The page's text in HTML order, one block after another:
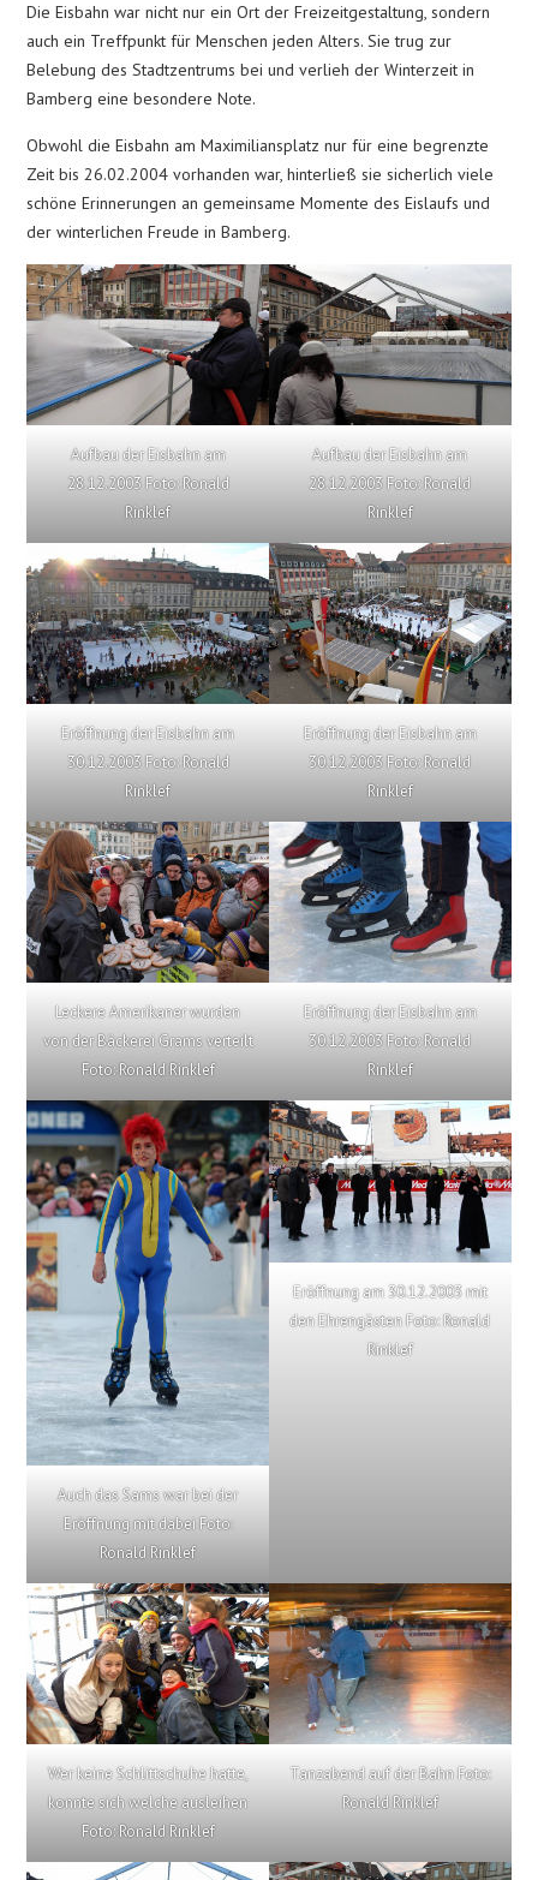
Die Eisbahn war nicht nur ein Ort der Freizeitgestaltung, sondern
auch ein Treffpunkt für Menschen jeden Alters. Sie trug zur
Belebung des Stadtzentrums bei und verlieh der Winterzeit in
Bamberg eine besondere Note.
Obwohl die Eisbahn am Maximiliansplatz nur für eine begrenzte
Zeit bis 26.02.2004 vorhanden war, hinterließ sie sicherlich viele
schöne Erinnerungen an gemeinsame Momente des Eislaufs und
der winterlichen Freude in Bamberg.
Aufbau der Eisbahn am
28.12.2003 Foto: Ronald
Rinklef
Aufbau der Eisbahn am
28.12.2003 Foto: Ronald
Rinklef
Eröffnung der Eisbahn am
30.12.2003 Foto: Ronald
Rinklef
Eröffnung der Eisbahn am
30.12.2003 Foto: Ronald
Rinklef
Leckere Amerikaner wurden
von der Bäckerei Grams verteilt
Foto: Ronald Rinklef
Eröffnung der Eisbahn am
30.12.2003 Foto: Ronald
Rinklef
Auch das Sams war bei der
Eröffnung mit dabei Foto:
Ronald Rinklef
Eröffnung am 30.12.2003 mit
den Ehrengästen Foto: Ronald
Rinklef
Wer keine Schlittschuhe hatte,
konnte sich welche ausleihen
Foto: Ronald Rinklef
Tanzabend auf der Bahn Foto:
Ronald Rinklef